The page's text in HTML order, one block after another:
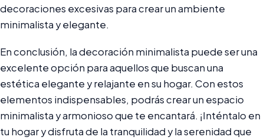
decoraciones excesivas para crear un ambiente
minimalista y elegante.
En conclusión, la decoración minimalista puede ser una
excelente opción para aquellos que buscan una
estética elegante y relajante en su hogar. Con estos
elementos indispensables, podrás crear un espacio
minimalista y armonioso que te encantará. ¡Inténtalo en
tu hogar y disfruta de la tranquilidad y la serenidad que